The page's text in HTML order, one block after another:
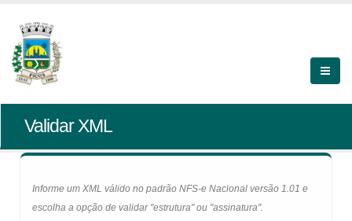
Validar XML
Informe um XML válido no padrão NFS-e Nacional versão 1.01 e
escolha a opção de validar "estrutura" ou "assinatura".